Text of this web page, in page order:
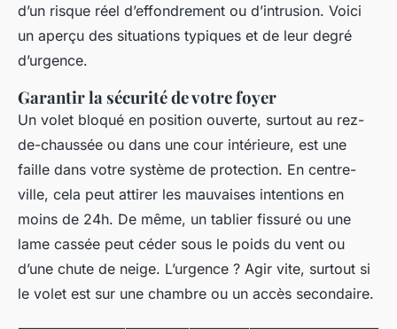
d’un risque réel d’effondrement ou d’intrusion. Voici
un aperçu des situations typiques et de leur degré
d’urgence.
Garantir la sécurité de votre foyer
Un volet bloqué en position ouverte, surtout au rez-
de-chaussée ou dans une cour intérieure, est une
faille dans votre système de protection. En centre-
ville, cela peut attirer les mauvaises intentions en
moins de 24h. De même, un tablier fissuré ou une
lame cassée peut céder sous le poids du vent ou
d’une chute de neige. L’urgence ? Agir vite, surtout si
le volet est sur une chambre ou un accès secondaire.